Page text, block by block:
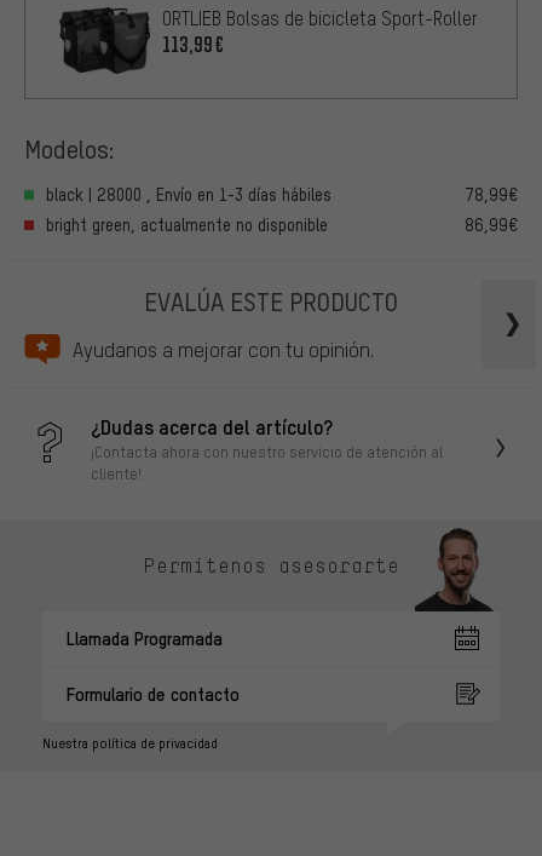
ORTLIEB Bolsas de bicicleta Sport-Roller
113,99€
Modelos:
black | 28000 , Envío en 1-3 días hábiles
78,99€
bright green, actualmente no disponible
86,99€
EVALÚA ESTE PRODUCTO
Ayudanos a mejorar con tu opinión.
¿Dudas acerca del artículo?
¡Contacta ahora con nuestro servicio de atención al
cliente!
Permítenos asesorarte
Llamada Programada
Formulario de contacto
Nuestra política de privacidad